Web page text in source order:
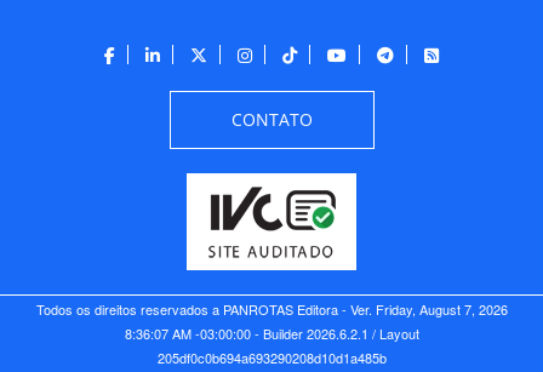
CONTATO
Todos os direitos reservados a PANROTAS Editora - Ver. Friday, August 7, 2026
8:36:07 AM -03:00:00 - Builder 2026.6.2.1 / Layout
205df0c0b694a693290208d10d1a485b